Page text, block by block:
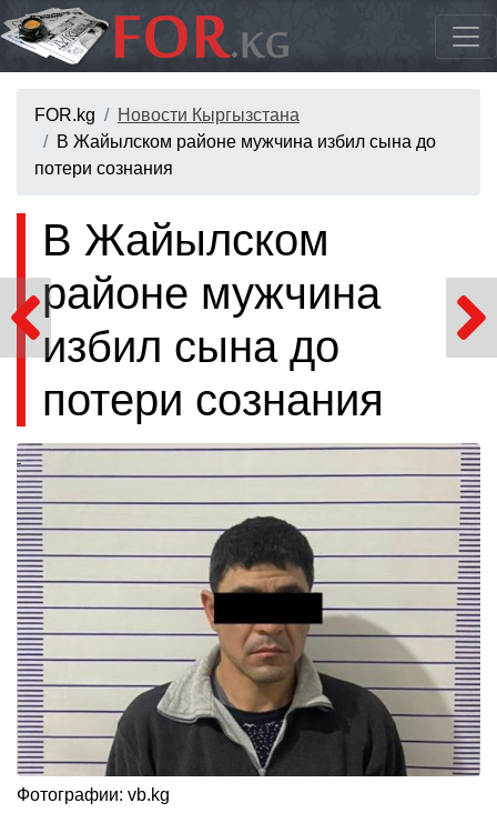
FOR.kg
Новости Кыргызстана
В Жайылском районе мужчина избил сына до
потери сознания
В Жайылском
районе мужчина
избил сына до
потери сознания
Фотографии: vb.kg